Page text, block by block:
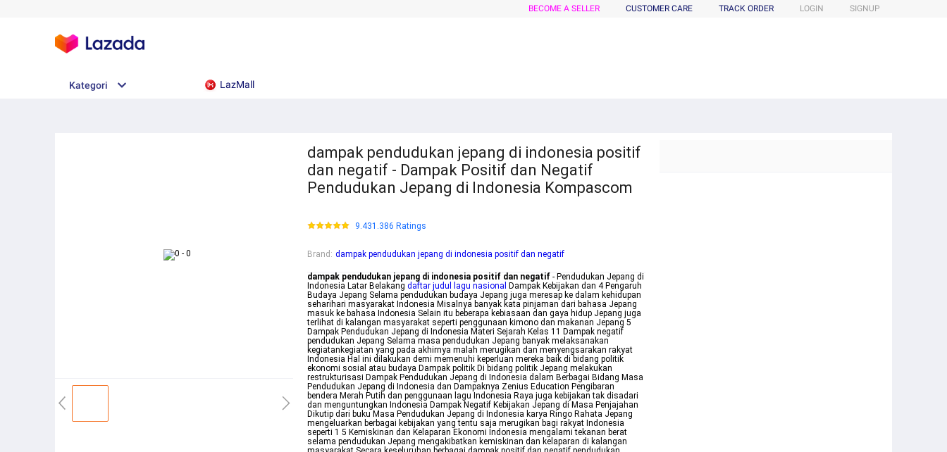
BECOME A SELLER CUSTOMER CARE TRACK ORDER LOGIN SIGNUP
Kategori LazMall
dampak pendudukan jepang di indonesia positif
dan negatif - Dampak Positif dan Negatif
Pendudukan Jepang di Indonesia Kompascom
9.431.386 Ratings
Brand : dampak pendudukan jepang di indonesia positif dan negatif
dampak pendudukan jepang di indonesia positif dan negatif - Pendudukan Jepang di
Indonesia Latar Belakang daftar judul lagu nasional
Dampak Kebijakan dan 4 Pengaruh
Budaya Jepang Selama pendudukan budaya Jepang juga meresap ke dalam kehidupan
seharihari masyarakat Indonesia Misalnya banyak kata pinjaman dari bahasa Jepang
masuk ke bahasa Indonesia Selain itu beberapa kebiasaan dan gaya hidup Jepang juga
terlihat di kalangan masyarakat seperti penggunaan kimono dan makanan Jepang 5
Dampak Pendudukan Jepang di Indonesia Materi Sejarah Kelas 11 Dampak negatif
pendudukan Jepang Selama masa pendudukan Jepang banyak melaksanakan
kegiatankegiatan yang pada akhirnya malah merugikan dan menyengsarakan rakyat
Indonesia Hal ini dilakukan demi memenuhi keperluan mereka baik di bidang politik
ekonomi sosial atau budaya Dampak politik Di bidang politik Jepang melakukan
restrukturisasi Dampak Pendudukan Jepang di Indonesia dalam Berbagai Bidang Masa
Pendudukan Jepang di Indonesia dan Dampaknya Zenius Education Pengibaran
bendera Merah Putih dan penggunaan lagu Indonesia Raya juga kebijakan tak disadari
dan menguntungkan Indonesia Dampak Negatif Kebijakan Jepang di Masa Penjajahan
Dikutip dari buku Masa Pendudukan Jepang di Indonesia karya Ringo Rahata Jepang
mengeluarkan berbagai kebijakan yang tentu saja merugikan bagi rakyat Indonesia
seperti 1 5 Kemiskinan dan Kelaparan Ekonomi Indonesia mengalami tekanan berat
selama pendudukan Jepang mengakibatkan kemiskinan dan kelaparan di kalangan